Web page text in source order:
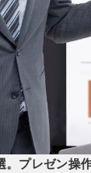
。プレゼン操